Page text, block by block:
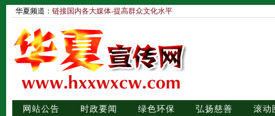
华夏频道： 链接国内各大媒体-提高群众文化水平
网站公告 时政要闻 绿色环保 弘扬慈善
滚动